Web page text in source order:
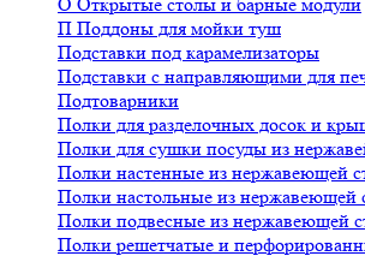
П Поддоны для мойки туш
Подставки под карамелизаторы
Подставки с направляющими для
Подтоварники
Полки для разделочных досок и
Полки для сушки посуды из
Полки настенные из нержавеющей
Полки настольные из нержавеющей
Полки подвесные из нержавеющей
Полки решетчатые и